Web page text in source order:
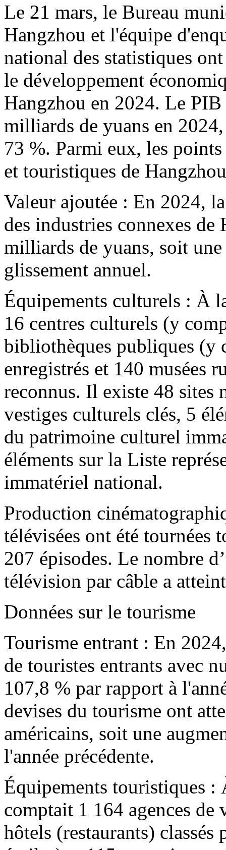
Le 21 mars, le Bureau
Hangzhou et l'équipe
national des statistiques
le développement
Hangzhou en 2024. Le
milliards de yuans en
73 %. Parmi eux, les
et touristiques de
Valeur ajoutée : En 2024,
des industries connexes
milliards de yuans, soit
glissement annuel.
Équipements culturels : À
16 centres culturels (y
bibliothèques publiques (y
enregistrés et 140 musées
reconnus. Il existe 48 sites
vestiges culturels clés, 5
du patrimoine culturel
éléments sur la Liste
immatériel national.
Production
télévisées ont été tournées
207 épisodes. Le nombre
télévision par câble a
Données sur le tourisme
Tourisme entrant : En
de touristes entrants avec
107,8 % par rapport à
devises du tourisme ont
américains, soit une
l'année précédente.
Équipements touristiques
comptait 1 164 agences de
hôtels (restaurants)